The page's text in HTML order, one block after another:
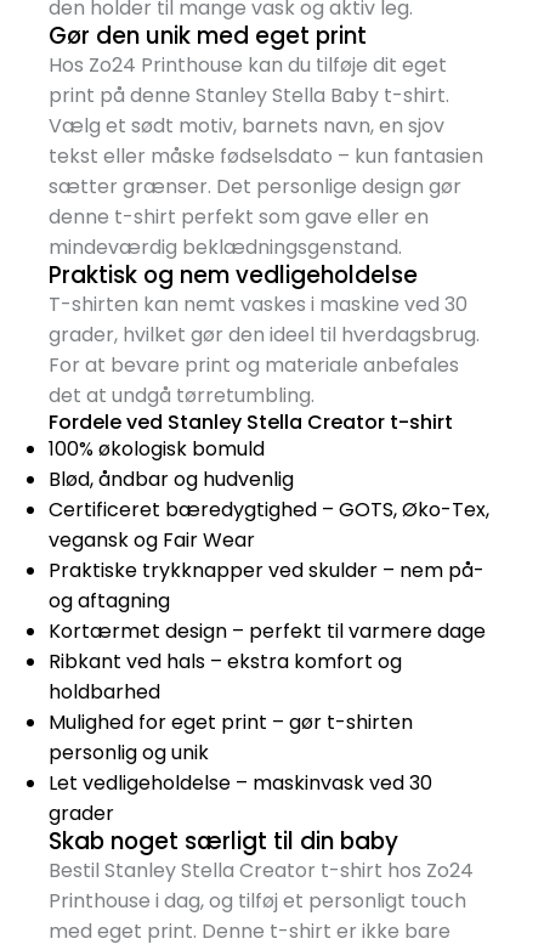
den holder til mange vask og aktiv leg.
Gør den unik med eget print
Hos Zo24 Printhouse kan du tilføje dit eget
print på denne Stanley Stella Baby t-shirt.
Vælg et sødt motiv, barnets navn, en sjov
tekst eller måske fødselsdato – kun fantasien
sætter grænser. Det personlige design gør
denne t-shirt perfekt som gave eller en
mindeværdig beklædningsgenstand.
Praktisk og nem vedligeholdelse
T-shirten kan nemt vaskes i maskine ved 30
grader, hvilket gør den ideel til hverdagsbrug.
For at bevare print og materiale anbefales
det at undgå tørretumbling.
Fordele ved Stanley Stella Creator t-shirt
100% økologisk bomuld
Blød, åndbar og hudvenlig
Certificeret bæredygtighed – GOTS, Øko-Tex,
vegansk og Fair Wear
Praktiske trykknapper ved skulder – nem på-
og aftagning
Kortærmet design – perfekt til varmere dage
Ribkant ved hals – ekstra komfort og
holdbarhed
Mulighed for eget print – gør t-shirten
personlig og unik
Let vedligeholdelse – maskinvask ved 30
grader
Skab noget særligt til din baby
Bestil Stanley Stella Creator t-shirt hos Zo24
Printhouse i dag, og tilføj et personligt touch
med eget print. Denne t-shirt er ikke bare